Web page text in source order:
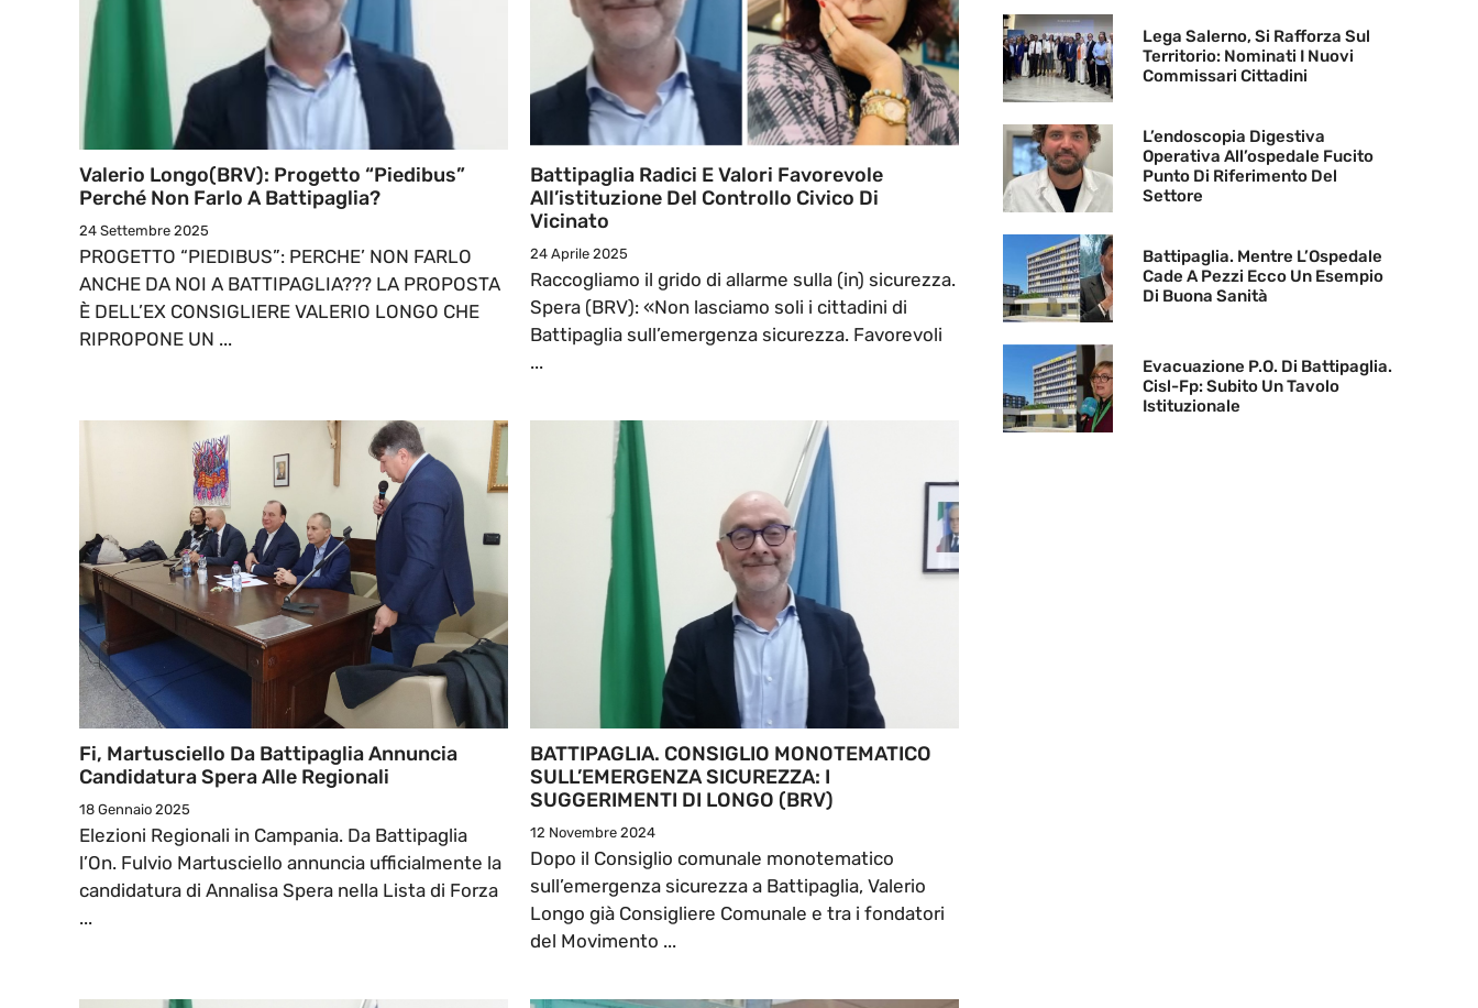
Valerio Longo(BRV): Progetto “Piedibus”
Perché Non Farlo A Battipaglia?
24 Settembre 2025
PROGETTO “PIEDIBUS”: PERCHE’ NON FARLO
ANCHE DA NOI A BATTIPAGLIA??? LA PROPOSTA
È DELL’EX CONSIGLIERE VALERIO LONGO CHE
RIPROPONE UN ...
Battipaglia Radici E Valori Favorevole
All’istituzione Del Controllo Civico Di
Vicinato
24 Aprile 2025
Raccogliamo il grido di allarme sulla (in) sicurezza.
Spera (BRV): «Non lasciamo soli i cittadini di
Battipaglia sull’emergenza sicurezza. Favorevoli
...
Fi, Martusciello Da Battipaglia Annuncia
Candidatura Spera Alle Regionali
18 Gennaio 2025
Elezioni Regionali in Campania. Da Battipaglia
l’On. Fulvio Martusciello annuncia ufficialmente la
candidatura di Annalisa Spera nella Lista di Forza
...
BATTIPAGLIA. CONSIGLIO MONOTEMATICO
SULL’EMERGENZA SICUREZZA: I
SUGGERIMENTI DI LONGO (BRV)
12 Novembre 2024
Dopo il Consiglio comunale monotematico
sull’emergenza sicurezza a Battipaglia, Valerio
Longo già Consigliere Comunale e tra i fondatori
del Movimento ...
Lega Salerno, Si Rafforza Sul
Territorio: Nominati I Nuovi
Commissari Cittadini
L’endoscopia Digestiva
Operativa All’ospedale Fucito
Punto Di Riferimento Del
Settore
Battipaglia. Mentre L’Ospedale
Cade A Pezzi Ecco Un Esempio
Di Buona Sanità
Evacuazione P.O. Di Battipaglia.
Cisl-Fp: Subito Un Tavolo
Istituzionale